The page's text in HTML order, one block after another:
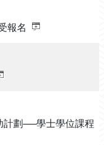
報名
計劃──學士學位課程